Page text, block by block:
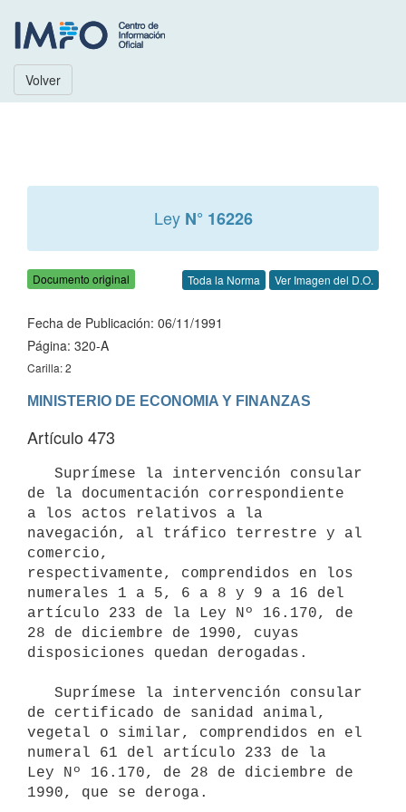
Volver
Ley N° 16226
Documento original Toda la Norma Ver Imagen del D.O.
Fecha de Publicación: 06/11/1991
Página: 320-A
Carilla: 2
MINISTERIO DE ECONOMIA Y FINANZAS
Artículo 473
de la documentación correspondiente
a los actos relativos a la
navegación, al tráfico terrestre y al
comercio,
respectivamente, comprendidos en los
numerales 1 a 5, 6 a 8 y 9 a 16 del
artículo 233 de la Ley Nº 16.170, de
28 de diciembre de 1990, cuyas
disposiciones quedan derogadas.
de certificado de sanidad animal,
vegetal o similar, comprendidos en el
numeral 61 del artículo 233 de la
Ley Nº 16.170, de 28 de diciembre de